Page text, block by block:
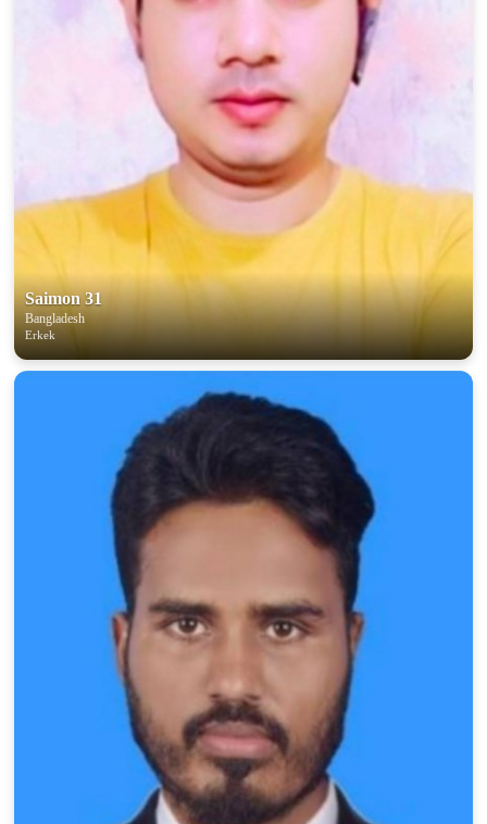
Saimon 31
Bangladesh
Erkek